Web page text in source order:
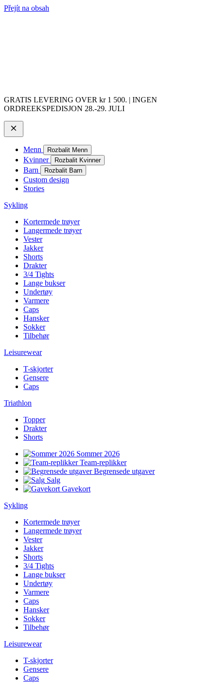
Přejít na obsah
GRATIS LEVERING OVER kr 1 500. | INGEN
ORDREEKSPEDISJON 28.-29. JULI
Menn Rozbalit Menn
Kvinner Rozbalit Kvinner
Barn Rozbalit Barn
Custom design
Stories
Sykling
Kortermede trøyer
Langermede trøyer
Vester
Jakker
Shorts
Drakter
3/4 Tights
Lange bukser
Undertøy
Varmere
Caps
Hansker
Sokker
Tilbehør
Leisurewear
T-skjorter
Gensere
Caps
Triathlon
Topper
Drakter
Shorts
Sommer 2026
Team-replikker
Begrensede utgaver
Salg
Gavekort
Sykling
Kortermede trøyer
Langermede trøyer
Vester
Jakker
Shorts
3/4 Tights
Lange bukser
Undertøy
Varmere
Caps
Hansker
Sokker
Tilbehør
Leisurewear
T-skjorter
Gensere
Caps